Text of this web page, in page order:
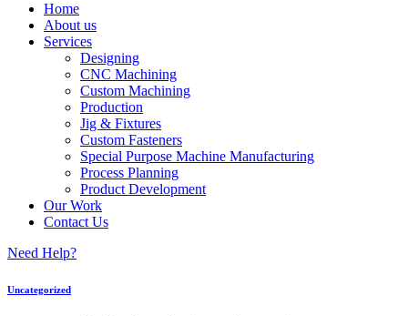
Home
About us
Services
Designing
CNC Machining
Custom Machining
Production
Jig & Fixtures
Custom Fasteners
Special Purpose Machine Manufacturing
Process Planning
Product Development
Our Work
Contact Us
Need Help?
Uncategorized